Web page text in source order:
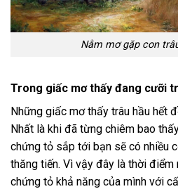
Nằm mơ gặp con
Trong giấc mơ thấy đang cưỡi
Những giấc mơ thấy trâu hầu hết
Nhất là khi đã từng chiêm bao
chứng tỏ sắp tới bạn sẽ có nhiều
thăng tiến. Vì vậy đây là thời điểm
chứng tỏ khả năng của mình với